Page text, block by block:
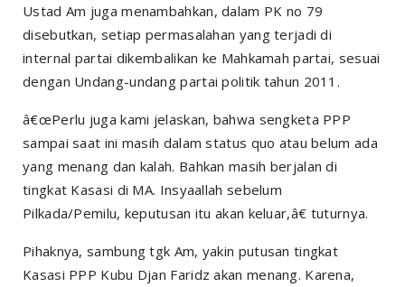
Ustad Am juga menambahkan, dalam PK no 79
disebutkan, setiap permasalahan yang terjadi di
internal partai dikembalikan ke Mahkamah partai, sesuai
dengan Undang-undang partai politik tahun 2011.
â€œPerlu juga kami jelaskan, bahwa sengketa PPP
sampai saat ini masih dalam status quo atau belum ada
yang menang dan kalah. Bahkan masih berjalan di
tingkat Kasasi di MA. Insyaallah sebelum
Pilkada/Pemilu, keputusan itu akan keluar,â€ tuturnya.
Pihaknya, sambung tgk Am, yakin putusan tingkat
Kasasi PPP Kubu Djan Faridz akan menang. Karena,